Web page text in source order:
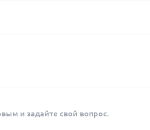
и задайте свой вопрос.